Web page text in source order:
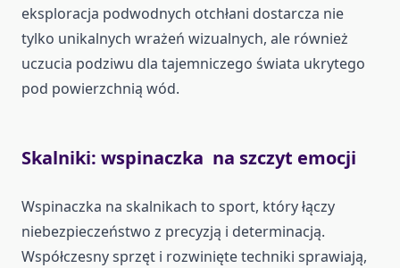
eksploracja podwodnych otchłani dostarcza nie
tylko unikalnych wrażeń wizualnych, ale również
uczucia podziwu dla tajemniczego świata ukrytego
pod powierzchnią wód.
Skalniki: wspinaczka na szczyt emocji
Wspinaczka na skalnikach to sport, który łączy
niebezpieczeństwo z precyzją i determinacją.
Współczesny sprzęt i rozwinięte techniki sprawiają,